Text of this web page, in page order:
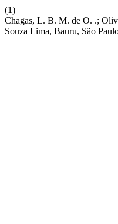
(1)
Chagas, L. B. M. de O. .;
Souza Lima, Bauru, São